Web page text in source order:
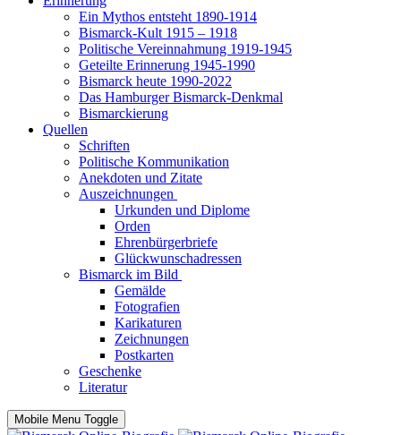
Ein Mythos entsteht 1890-1914
Bismarck-Kult 1915 – 1918
Politische Vereinnahmung 1919-1945
Geteilte Erinnerung 1945-1990
Bismarck heute 1990-2022
Das Hamburger Bismarck-Denkmal
Bismarckierung
Quellen
Schriften
Politische Kommunikation
Anekdoten und Zitate
Auszeichnungen
Urkunden und Diplome
Orden
Ehrenbürgerbriefe
Glückwunschadressen
Bismarck im Bild
Gemälde
Fotografien
Karikaturen
Zeichnungen
Postkarten
Geschenke
Literatur
Mobile Menu Toggle